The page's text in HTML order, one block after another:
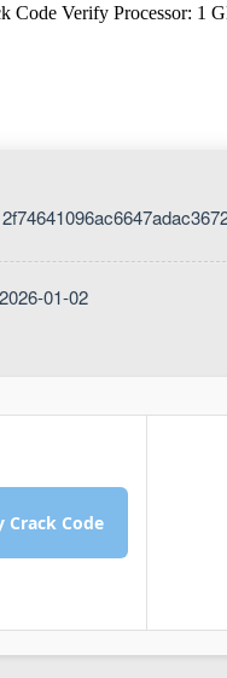
Code Verify Processor:
01-02
Crack Code